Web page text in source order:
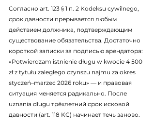
Согласно art. 123 § 1 п. 2 Kodeksu cywilnego,
срок давности прерывается любым
действием должника, подтверждающим
существование обязательства. Достаточно
короткой записки за подписью арендатора:
«Potwierdzam istnienie długu w kwocie 4 500
zł z tytułu zaległego czynszu najmu za okres
styczeń–marzec 2026 roku» — и правовая
ситуация меняется радикально. После
uznania długu трёхлетний срок исковой
давности (art. 118 KC) начинает течь заново.